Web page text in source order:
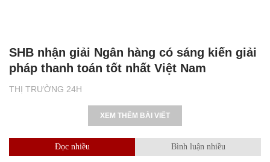
THỊ TRƯỜNG 24H
SHB nhận giải Ngân hàng có sáng kiến giải
pháp thanh toán tốt nhất Việt Nam
XEM THÊM BÀI VIẾT
Đọc nhiều Bình luận nhiều